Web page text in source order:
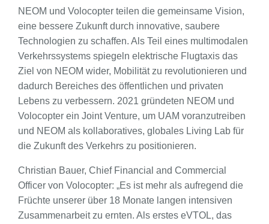
NEOM und Volocopter teilen die gemeinsame Vision,
eine bessere Zukunft durch innovative, saubere
Technologien zu schaffen. Als Teil eines multimodalen
Verkehrssystems spiegeln elektrische Flugtaxis das
Ziel von NEOM wider, Mobilität zu revolutionieren und
dadurch Bereiches des öffentlichen und privaten
Lebens zu verbessern. 2021 gründeten NEOM und
Volocopter ein Joint Venture, um UAM voranzutreiben
und NEOM als kollaboratives, globales Living Lab für
die Zukunft des Verkehrs zu positionieren.
Christian Bauer, Chief Financial and Commercial
Officer von Volocopter: „Es ist mehr als aufregend die
Früchte unserer über 18 Monate langen intensiven
Zusammenarbeit zu ernten. Als erstes eVTOL, das